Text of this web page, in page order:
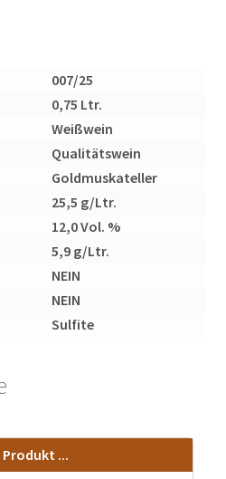
007/25
0,75 Ltr.
Weißwein
Qualitätswein
Goldmuskateller
25,5 g/Ltr.
12,0 Vol. %
5,9 g/Ltr.
NEIN
NEIN
Sulfite
...